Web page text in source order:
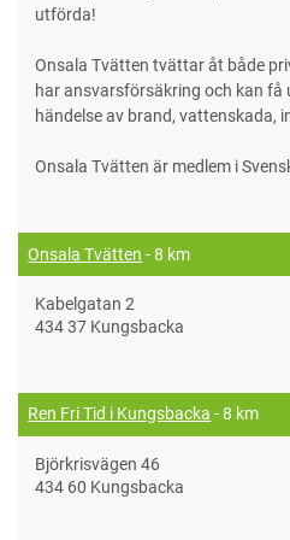
utförda!
Onsala Tvätten tvättar åt både
har ansvarsförsäkring och kan få
händelse av brand, vattenskada,
Onsala Tvätten är medlem i
Onsala Tvätten - 8 km
Kabelgatan 2
434 37 Kungsbacka
Ren Fri Tid i Kungsbacka - 8 km
Björkrisvägen 46
434 60 Kungsbacka